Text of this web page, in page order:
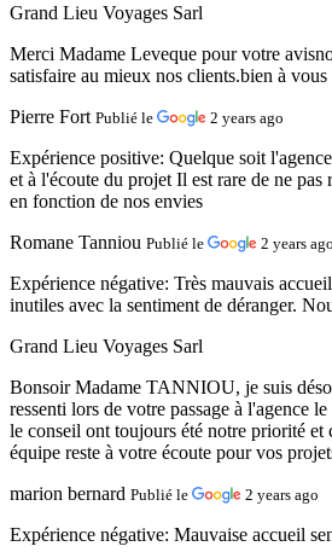
Grand Lieu Voyages Sarl
Merci Madame Leveque pour votre
satisfaire au mieux nos clients.bien à vous
Pierre Fort Publié le 2 years ago
Expérience positive: Quelque soit
et à l'écoute du projet Il est rare de ne
en fonction de nos envies
Romane Tanniou Publié le 2 years ago
Expérience négative: Très mauvais
inutiles avec la sentiment de déranger.
Grand Lieu Voyages Sarl
Bonsoir Madame TANNIOU, je suis
ressenti lors de votre passage à l'agence
le conseil ont toujours été notre priorité et
équipe reste à votre écoute pour vos
marion bernard Publié le 2 years ago
Expérience négative: Mauvaise accueil